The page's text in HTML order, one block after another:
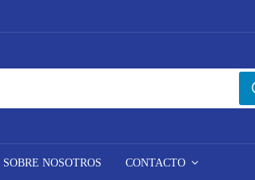
SOBRE NOSOTROS CONTACTO